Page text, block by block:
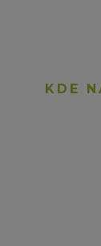
KDE